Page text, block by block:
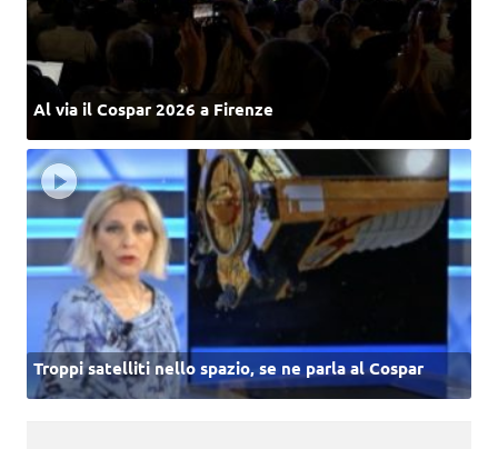
Al via il Cospar 2026 a Firenze
Troppi satelliti nello spazio, se ne parla al Cospar